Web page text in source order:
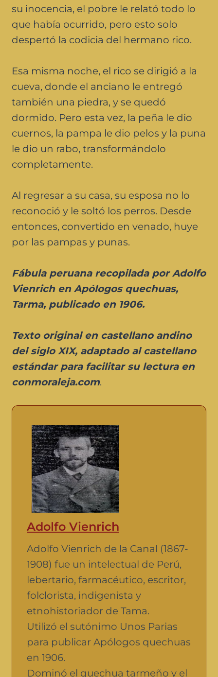
su inocencia, el pobre le relató todo lo
que había ocurrido, pero esto solo
despertó la codicia del hermano rico.
Esa misma noche, el rico se dirigió a la
cueva, donde el anciano le entregó
también una piedra, y se quedó
dormido. Pero esta vez, la peña le dio
cuernos, la pampa le dio pelos y la puna
le dio un rabo, transformándolo
completamente.
Al regresar a su casa, su esposa no lo
reconoció y le soltó los perros. Desde
entonces, convertido en venado, huye
por las pampas y punas.
Fábula peruana recopilada por Adolfo
Vienrich en Apólogos quechuas,
Tarma, publicado en 1906.
Texto original en castellano andino
del siglo XIX, adaptado al castellano
estándar para facilitar su lecturaen
conmoraleja.com.
Adolfo Vienrich
Adolfo Vienrich de la Canal (1867-
1908) fue un intelectual de Perú,
lebertario, farmacéutico, escritor,
folclorista, indigenista y
etnohistoriador de Tama.
Utilizó el sutónimo Unos Parias
para publicar Apólogos quechuas
en 1906.
Dominó el quechua tarmeño y el